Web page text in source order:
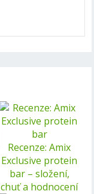
Recenze: Amix
Exclusive protein
bar – složení,
chuť a hodnocení